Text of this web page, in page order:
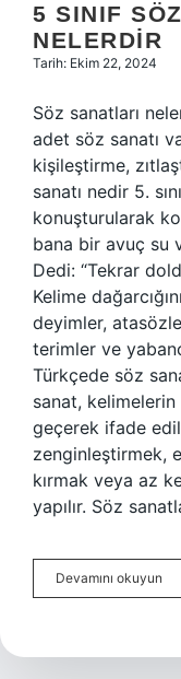
5 SINIF
NELERDIR
Tarih: Ekim 22, 2024
Söz sanatları
adet söz sanatı
kişileştirme,
sanatı nedir 5.
konuşturularak
bana bir avuç su
Dedi: “Tekrar
Kelime
deyimler,
terimler ve
Türkçede söz
sanat, kelimelerin
geçerek ifade
zenginleştirmek,
kırmak veya az
yapılır. Söz
Devamını okuyun